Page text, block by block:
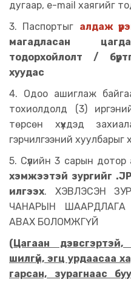
дугаар, e-mail хаягийг
3. Паспортыг алдаж
магадласан
тодорхойлолт /
хуудас
4. Одоо ашиглаж
тохиолдолд (3)
төрсөн хүүхдэд
гэрчилгээний хуулбарыг
5. Сүүлийн 3 сарын
хэмжээтэй зургийг
илгээх. ХЭВЛЭСЭН
ЧАНАРЫН ШААРДЛАГА
АВАХ БОЛОМЖГҮЙ
(Цагаан дэвсгэртэй,
шилгүй, эгц урдаасаа
гарсан, зурагнаас